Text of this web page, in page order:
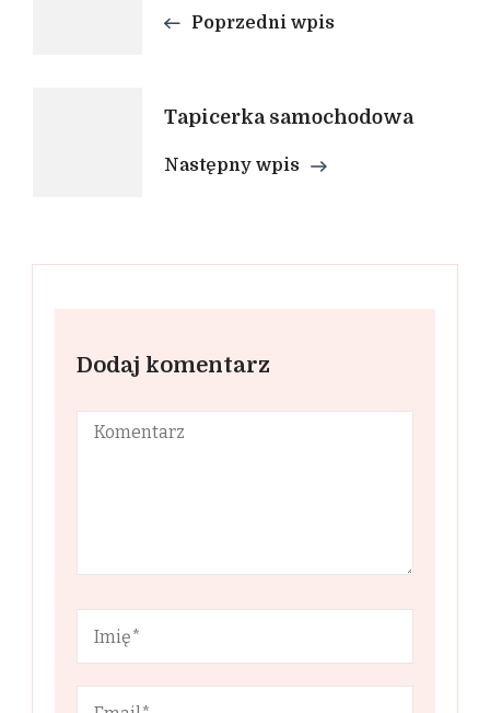
Poprzedni wpis
Tapicerka samochodowa
Następny wpis
Dodaj komentarz